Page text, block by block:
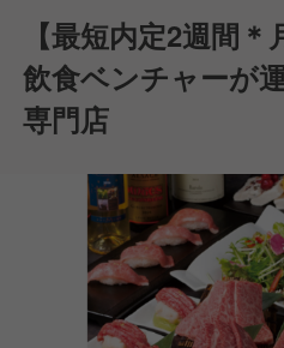
【最短内定2週間
飲食ベンチャーが
専門店